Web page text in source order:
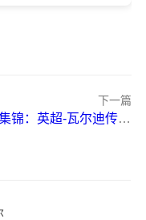
下一篇
超-瓦尔迪传射范尼执教继续不败 莱斯特城vs布莱顿